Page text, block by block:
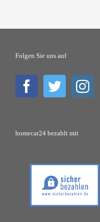
Folgen Sie uns auf
homecar24 bezahlt mit